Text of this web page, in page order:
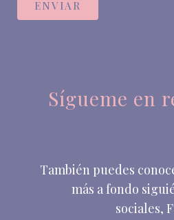
Sígueme en
También puedes
más a fondo
sociales,